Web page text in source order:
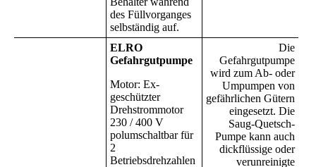
des Füllvorganges
selbständig auf.
ELRO
Gefahrgutpumpe
Motor: Ex-
geschützter
Drehstrommotor
230 / 400 V
polumschaltbar für
2
Betriebsdrehzahlen
Die
Gefahrgutpumpe
wird zum Ab- oder
Umpumpen von
gefährlichen Gütern
eingesetzt. Die
Saug-Quetsch-
Pumpe kann auch
dickflüssige oder
verunreinigte